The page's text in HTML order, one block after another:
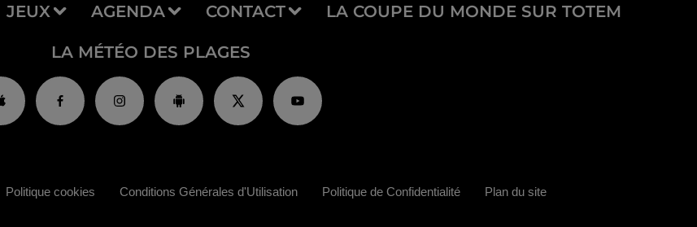
JEUX AGENDA CONTACT LA COUPE DU MONDE SUR TOTEM
LA MÉTÉO DES PLAGES
Politique cookies Conditions Générales d'Utilisation Politique de Confidentialité Plan du site